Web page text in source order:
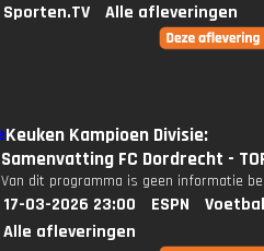
Sporten.TV
Alle afleveringen
Keuken Kampioen Divisie:
Samenvatting FC Dordrecht -
Van dit programma is geen informatie
17-03-2026 23:00 ESPN
Alle afleveringen